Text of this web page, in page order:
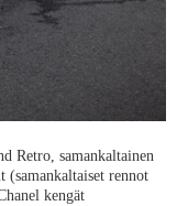
Retro, samankaltainen
rennot
kengät